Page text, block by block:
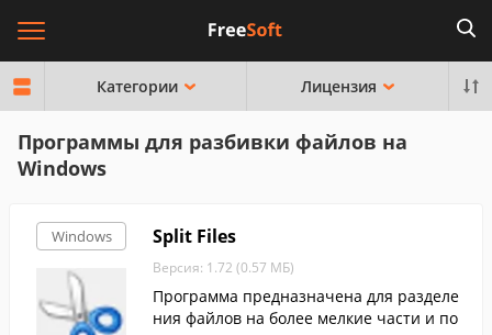
Категории Лицензия
Программы для разбивки файлов на
Windows
Windows Split Files
Версия: 1.72 (0.57 МБ)
Программа предназначена для разделе
ния файлов на более мелкие части и по